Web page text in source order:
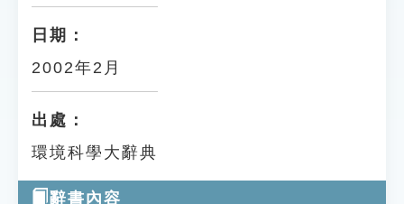
教學應用
貓頭鷹博士
日期：
2002年2月
出處：
環境科學大辭典
辭書內容